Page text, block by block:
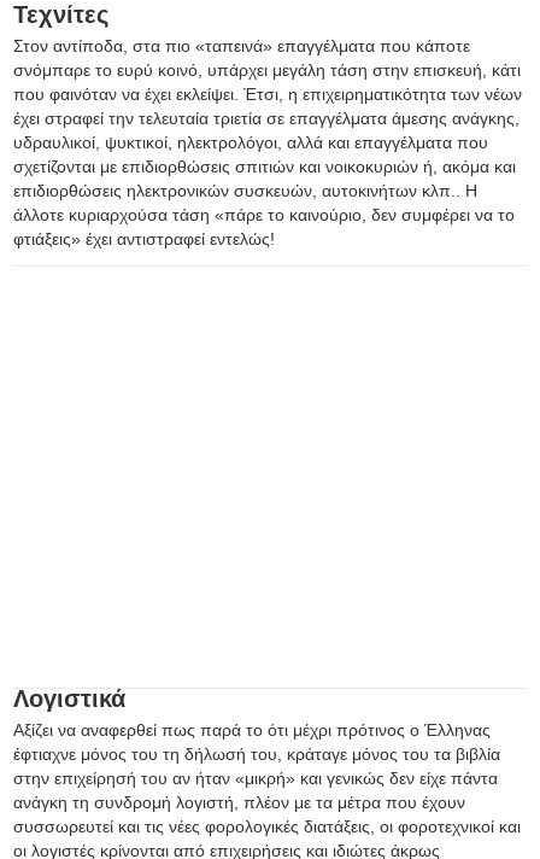
Τεχνίτες
Στον αντίποδα, στα πιο «ταπεινά» επαγγέλματα που κάποτε
σνόμπαρε το ευρύ κοινό, υπάρχει μεγάλη τάση στην επισκευή, κάτι
που φαινόταν να έχει εκλείψει. Έτσι, η επιχειρηματικότητα των νέων
έχει στραφεί την τελευταία τριετία σε επαγγέλματα άμεσης ανάγκης,
υδραυλικοί, ψυκτικοί, ηλεκτρολόγοι, αλλά και επαγγέλματα που
σχετίζονται με επιδιορθώσεις σπιτιών και νοικοκυριών ή, ακόμα και
επιδιορθώσεις ηλεκτρονικών συσκευών, αυτοκινήτων κλπ.. Η
άλλοτε κυριαρχούσα τάση «πάρε το καινούριο, δεν συμφέρει να το
φτιάξεις» έχει αντιστραφεί εντελώς!
Λογιστικά
Αξίζει να αναφερθεί πως παρά το ότι μέχρι πρότινος ο Έλληνας
έφτιαχνε μόνος του τη δήλωσή του, κράταγε μόνος του τα βιβλία
στην επιχείρησή του αν ήταν «μικρή» και γενικώς δεν είχε πάντα
ανάγκη τη συνδρομή λογιστή, πλέον με τα μέτρα που έχουν
συσσωρευτεί και τις νέες φορολογικές διατάξεις, οι φοροτεχνικοί και
οι λογιστές κρίνονται από επιχειρήσεις και ιδιώτες άκρως